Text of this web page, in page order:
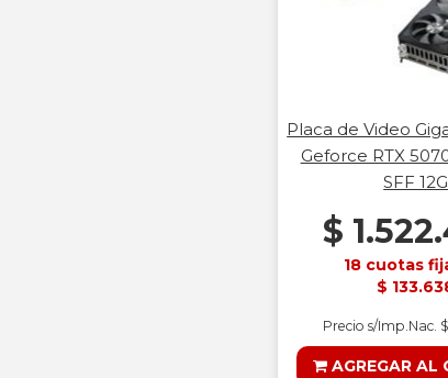
Placa de Video
Geforce RTX
SFF 12G
$
18 cuotas
$
Precio s/Imp.Nac. $
AGREGAR AL